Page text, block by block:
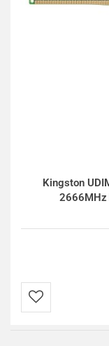
Kingston
2666MHz
Do